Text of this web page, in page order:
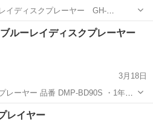
イディスクプレーヤー GH-
いいたします。 ◆状態 ・未使
映像プレーヤー、レコーダー
ルーレイディスクプレーヤー
3月18日
ヤー 品番 DMP-BD90S ・1年前
立った傷や汚れなどなく、正常に起
ACアダプター、説明書あり
映像プレーヤー、レコーダー
レイヤー